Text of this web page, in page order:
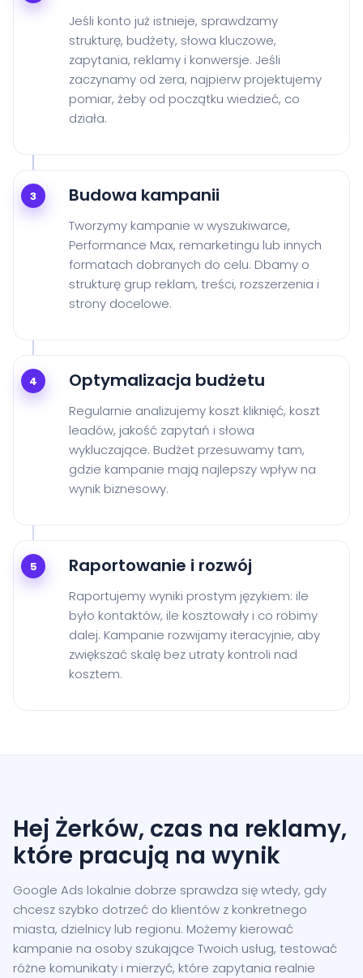
Jeśli konto już istnieje, sprawdzamy
strukturę, budżety, słowa kluczowe,
zapytania, reklamy i konwersje. Jeśli
zaczynamy od zera, najpierw projektujemy
pomiar, żeby od początku wiedzieć, co
działa.
3 Budowa kampanii
Tworzymy kampanie w wyszukiwarce,
Performance Max, remarketingu lub innych
formatach dobranych do celu. Dbamy o
strukturę grup reklam, treści, rozszerzenia i
strony docelowe.
4 Optymalizacja budżetu
Regularnie analizujemy koszt kliknięć, koszt
leadów, jakość zapytań i słowa
wykluczające. Budżet przesuwamy tam,
gdzie kampanie mają najlepszy wpływ na
wynik biznesowy.
5 Raportowanie i rozwój
Raportujemy wyniki prostym językiem: ile
było kontaktów, ile kosztowały i co robimy
dalej. Kampanie rozwijamy iteracyjnie, aby
zwiększać skalę bez utraty kontroli nad
kosztem.
Hej Żerków, czas na reklamy,
które pracują na wynik
Google Ads lokalnie dobrze sprawdza się wtedy, gdy
chcesz szybko dotrzeć do klientów z konkretnego
miasta, dzielnicy lub regionu. Możemy kierować
kampanie na osoby szukające Twoich usług, testować
różne komunikaty i mierzyć, które zapytania realnie